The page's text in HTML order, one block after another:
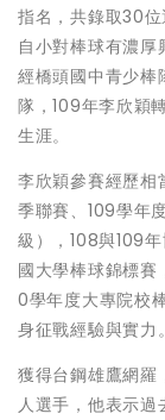
指名，共錄取30
自小對棒球有濃
經橋頭國中青少棒
隊，109年李欣穎
生涯。
李欣穎參賽經歷相
季聯賽、109學年
級），108與109
國大學棒球錦標賽
0學年度大專院校
身征戰經驗與實力。
獲得台鋼雄鷹網羅
人選手，他表示